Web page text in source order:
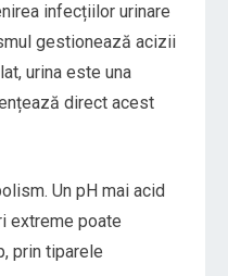
infecțiilor urinare
gestionează acizii
urina este una
direct acest
Un pH mai acid
extreme poate
prin tiparele